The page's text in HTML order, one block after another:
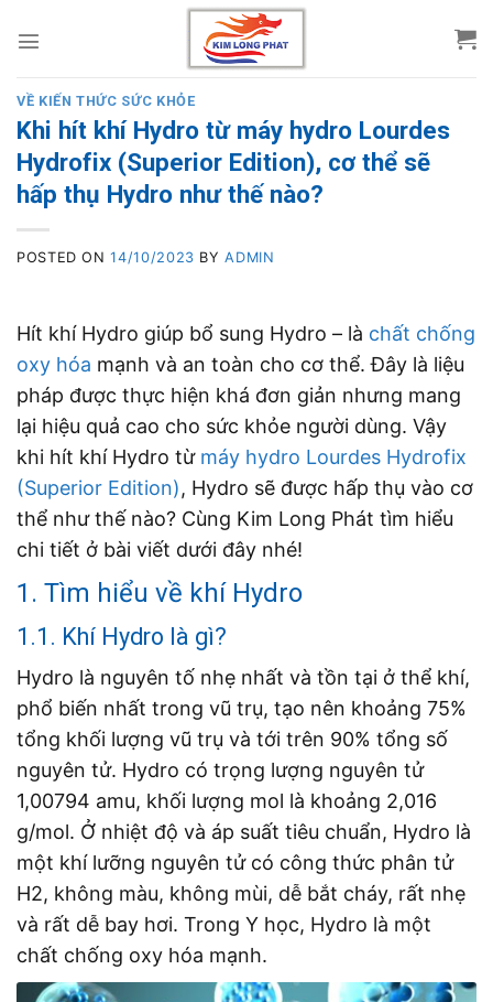
VỀ KIẾN THỨC SỨC KHỎE
Khi hít khí Hydro từ máy hydro Lourdes
Hydrofix (Superior Edition), cơ thể sẽ
hấp thụ Hydro như thế nào?
POSTED ON14/10/2023 BYADMIN
Hít khí Hydro giúp bổ sung Hydro – là chất chống
oxy hóa mạnh và an toàn cho cơ thể. Đây là liệu
pháp được thực hiện khá đơn giản nhưng mang
lại hiệu quả cao cho sức khỏe người dùng. Vậy
khi hít khí Hydro từ máy hydro Lourdes Hydrofix
(Superior Edition), Hydro sẽ được hấp thụ vào cơ
thể như thế nào? Cùng Kim Long Phát tìm hiểu
chi tiết ở bài viết dưới đây nhé!
1. Tìm hiểu về khí Hydro
1.1. Khí Hydro là gì?
Hydro là nguyên tố nhẹ nhất và tồn tại ở thể khí,
phổ biến nhất trong vũ trụ, tạo nên khoảng 75%
tổng khối lượng vũ trụ và tới trên 90% tổng số
nguyên tử. Hydro có trọng lượng nguyên tử
1,00794 amu, khối lượng mol là khoảng 2,016
g/mol. Ở nhiệt độ và áp suất tiêu chuẩn, Hydro là
một khí lưỡng nguyên tử có công thức phân tử
H2, không màu, không mùi, dễ bắt cháy, rất nhẹ
và rất dễ bay hơi. Trong Y học, Hydro là một
chất chống oxy hóa mạnh.